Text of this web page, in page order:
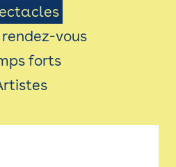
vous
forts